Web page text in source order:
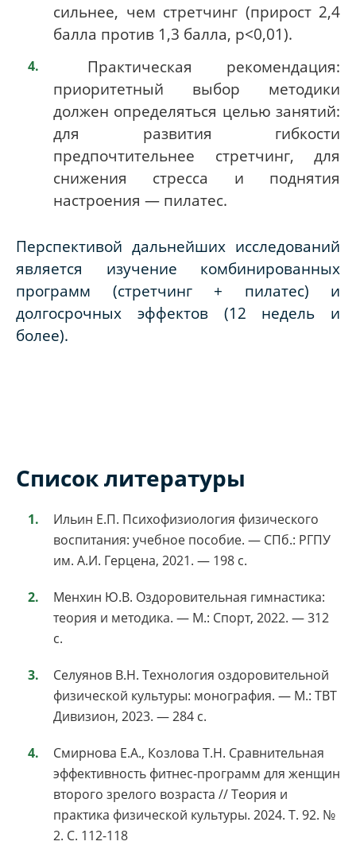
сильнее, чем стретчинг (прирост 2,4
балла против 1,3 балла, p<0,01).
Практическая рекомендация:
приоритетный выбор методики
должен определяться целью занятий:
для развития гибкости
предпочтительнее стретчинг, для
снижения стресса и поднятия
настроения — пилатес.
Перспективой дальнейших исследований
является изучение комбинированных
программ (стретчинг + пилатес) и
долгосрочных эффектов (12 недель и
более).
Список литературы
Ильин Е.П. Психофизиология физического
воспитания: учебное пособие. — СПб.: РГПУ
им. А.И. Герцена, 2021. — 198 с.
Менхин Ю.В. Оздоровительная гимнастика:
теория и методика. — М.: Спорт, 2022. — 312
с.
Селуянов В.Н. Технология оздоровительной
физической культуры: монография. — М.: ТВТ
Дивизион, 2023. — 284 с.
Смирнова Е.А., Козлова Т.Н. Сравнительная
эффективность фитнес-программ для женщин
второго зрелого возраста // Теория и
практика физической культуры. 2024. Т. 92. №
2. С. 112-118